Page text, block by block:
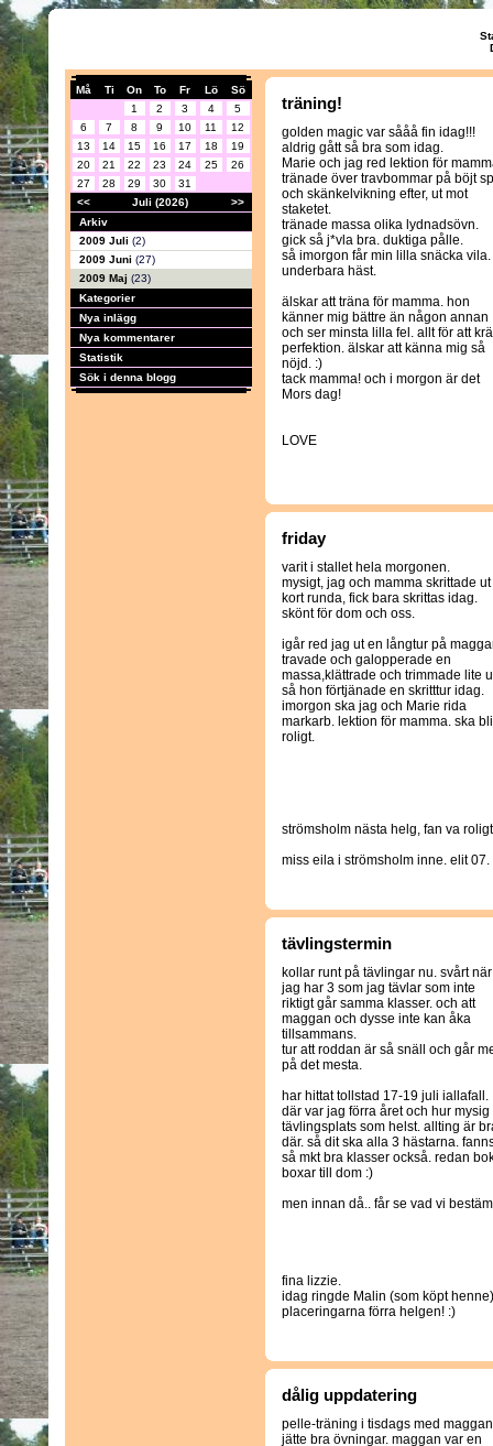
Må Ti On To Fr Lö
Sö
1
2 3 4
5
6
7 8 9 10 11
12
13
14 15 16 17 18
19
20
21 22 23 24 25
26
27
28 29 30
31
<<
Juli (2026)
>>
Arkiv
2009 Juli (2)
2009 Juni (27)
2009 Maj (23)
Kategorier
Nya inlägg
Nya kommentarer
Statistik
Sök i denna blogg
träning!
golden magic var sååå fin idag!!!
aldrig gått så bra som idag.
Marie och jag red lektion för
tränade över travbommar på böjt
och skänkelvikning efter, ut mot
staketet.
tränade massa olika lydnadsövn.
gick så j*vla bra. duktiga pålle.
så imorgon får min lilla snäcka vila.
underbara häst.
älskar att träna för mamma. hon
känner mig bättre än någon annan
och ser minsta lilla fel. allt för att
perfektion. älskar att känna mig så
nöjd. :)
tack mamma! och i morgon är det
Mors dag!
LOVE
friday
varit i stallet hela morgonen.
mysigt, jag och mamma skrittade
kort runda, fick bara skrittas idag.
skönt för dom och oss.
igår red jag ut en långtur på
travade och galopperade en
massa,klättrade och trimmade lite
så hon förtjänade en skritttur idag.
imorgon ska jag och Marie rida
markarb. lektion för mamma. ska bli
roligt.
strömsholm nästa helg, fan va
miss eila i strömsholm inne. elit 07.
tävlingstermin
kollar runt på tävlingar nu. svårt när
jag har 3 som jag tävlar som inte
riktigt går samma klasser. och att
maggan och dysse inte kan åka
tillsammans.
tur att roddan är så snäll och går
på det mesta.
har hittat tollstad 17-19 juli iallafall.
där var jag förra året och hur mysig
tävlingsplats som helst. allting är
där. så dit ska alla 3 hästarna.
så mkt bra klasser också. redan
boxar till dom :)
men innan då.. får se vad vi
fina lizzie.
idag ringde Malin (som köpt
placeringarna förra helgen! :)
dålig uppdatering
pelle-träning i tisdags med
jätte bra övningar. maggan var en